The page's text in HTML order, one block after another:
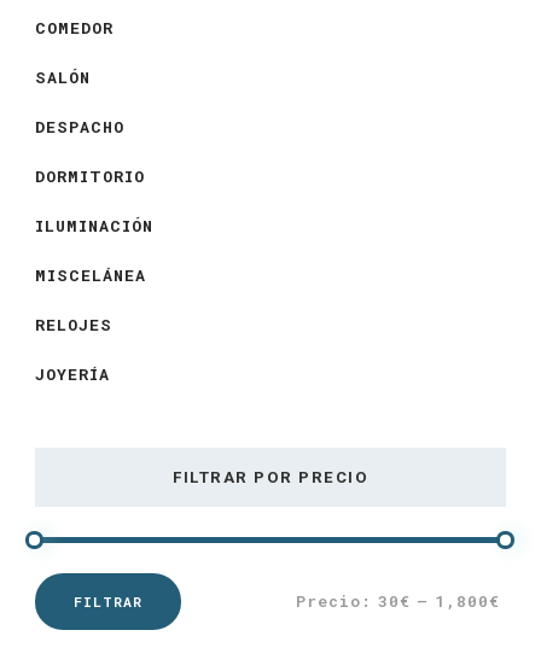
COMEDOR
SALÓN
DESPACHO
DORMITORIO
ILUMINACIÓN
MISCELÁNEA
RELOJES
JOYERÍA
FILTRAR POR PRECIO
FILTRAR Precio: 30€ — 1,800€